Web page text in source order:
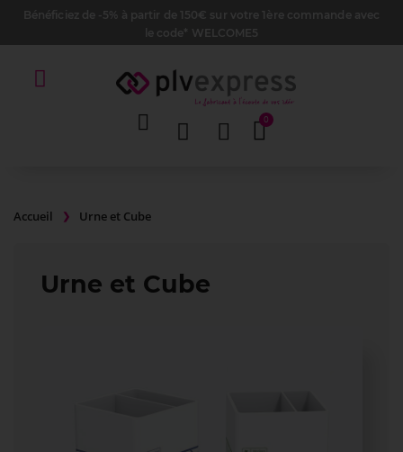
Bénéficiez de -5% à partir de 150€ sur votre 1ère commande avec
le code* WELCOME5
Accueil Urne et Cube
Urne et Cube